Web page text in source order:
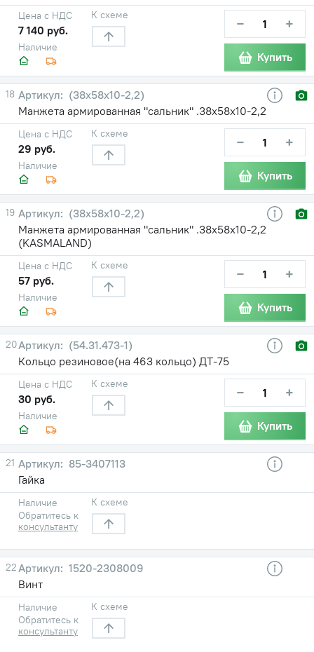
Наличие
Цена с НДС
7 140 руб.
К схеме − +
Купить
18
(38х58х10-2,2)
Манжета армированная "сальник" .38х58х10-2,2
Наличие
Цена с НДС
29 руб.
К схеме − +
Купить
19
(38х58х10-2,2)
Манжета армированная "сальник" .38х58х10-2,2
(KASMALAND)
Наличие
Цена с НДС
57 руб.
К схеме − +
Купить
20
(54.31.473-1)
Кольцо резиновое(на 463 кольцо) ДТ-75
Наличие
Цена с НДС
30 руб.
К схеме − +
Купить
21
85-3407113
Гайка
Наличие
Обратитесь к
консультанту
К схеме
22
1520-2308009
Винт
Наличие
Обратитесь к
консультанту
К схеме